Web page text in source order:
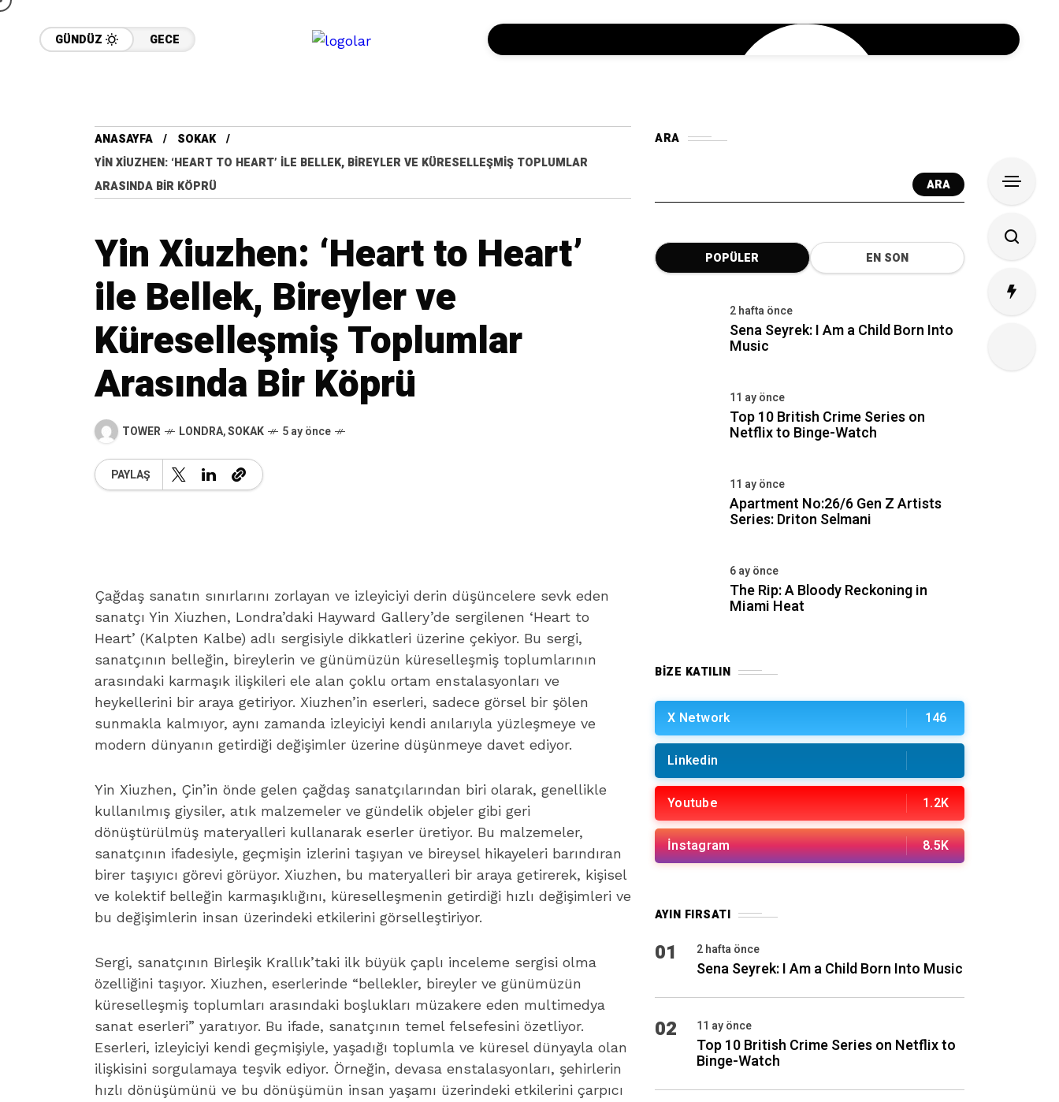
GÜNDÜZ GECE
ANASAYFA
SOKAK
YIN XIUZHEN: ‘HEART TO HEART’ ILE BELLEK, BIREYLER VE KÜRESELLEŞMIŞ TOPLUMLAR
ARASINDA BIR KÖPRÜ
Yin Xiuzhen: ‘Heart to Heart’
ile Bellek, Bireyler ve
Küreselleşmiş Toplumlar
Arasında Bir Köprü
TOWER LONDRA,SOKAK 5 ay önce
PAYLAŞ
Çağdaş sanatın sınırlarını zorlayan ve izleyiciyi derin düşüncelere sevk eden
sanatçı Yin Xiuzhen, Londra’daki Hayward Gallery’de sergilenen ‘Heart to
Heart’ (Kalpten Kalbe) adlı sergisiyle dikkatleri üzerine çekiyor. Bu sergi,
sanatçının belleğin, bireylerin ve günümüzün küreselleşmiş toplumlarının
arasındaki karmaşık ilişkileri ele alan çoklu ortam enstalasyonları ve
heykellerini bir araya getiriyor. Xiuzhen’in eserleri, sadece görsel bir şölen
sunmakla kalmıyor, aynı zamanda izleyiciyi kendi anılarıyla yüzleşmeye ve
modern dünyanın getirdiği değişimler üzerine düşünmeye davet ediyor.
Yin Xiuzhen, Çin’in önde gelen çağdaş sanatçılarından biri olarak, genellikle
kullanılmış giysiler, atık malzemeler ve gündelik objeler gibi geri
dönüştürülmüş materyalleri kullanarak eserler üretiyor. Bu malzemeler,
sanatçının ifadesiyle, geçmişin izlerini taşıyan ve bireysel hikayeleri barındıran
birer taşıyıcı görevi görüyor. Xiuzhen, bu materyalleri bir araya getirerek, kişisel
ve kolektif belleğin karmaşıklığını, küreselleşmenin getirdiği hızlı değişimleri ve
bu değişimlerin insan üzerindeki etkilerini görselleştiriyor.
Sergi, sanatçının Birleşik Krallık’taki ilk büyük çaplı inceleme sergisi olma
özelliğini taşıyor. Xiuzhen, eserlerinde “bellekler, bireyler ve günümüzün
küreselleşmiş toplumları arasındaki boşlukları müzakere eden multimedya
sanat eserleri” yaratıyor. Bu ifade, sanatçının temel felsefesini özetliyor.
Eserleri, izleyiciyi kendi geçmişiyle, yaşadığı toplumla ve küresel dünyayla olan
ilişkisini sorgulamaya teşvik ediyor. Örneğin, devasa enstalasyonları, şehirlerin
hızlı dönüşümünü ve bu dönüşümün insan yaşamı üzerindeki etkilerini çarpıcı
ARA
ARA
POPÜLER EN SON
2 hafta önce
Sena Seyrek: I Am a Child Born Into
Music
11 ay önce
Top 10 British Crime Series on
Netflix to Binge-Watch
11 ay önce
Apartment No:26/6 Gen Z Artists
Series: Driton Selmani
6 ay önce
The Rip: A Bloody Reckoning in
Miami Heat
BIZE KATILIN
X Network 146
Linkedin
Youtube 1.2K
İnstagram 8.5K
AYIN FIRSATI
01 2 hafta önce
Sena Seyrek: I Am a Child Born Into Music
02 11 ay önce
Top 10 British Crime Series on Netflix to
Binge-Watch